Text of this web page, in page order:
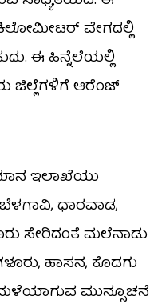
ವೇಗದಲ್ಲಿ
ಈ ಹಿನ್ನೆಲೆಯಲ್ಲಿ
ಜಿಲ್ಲೆಗಳಿಗೆ ಆರೆಂಜ್
ಇಲಾಖೆಯು
ಧಾರವಾಡ,
ಸೇರಿದಂತೆ ಮಲೆನಾಡು
ಹಾಸನ, ಕೊಡಗು
ಮಳೆಯಾಗುವ ಮುನ್ಸೂಚನೆ